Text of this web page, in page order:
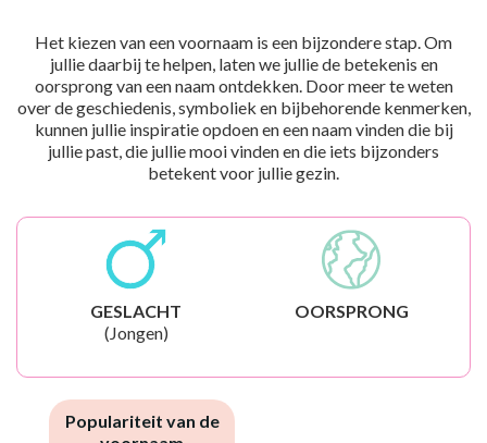
Het kiezen van een voornaam is een bijzondere stap. Om
jullie daarbij te helpen, laten we jullie de betekenis en
oorsprong van een naam ontdekken. Door meer te weten
over de geschiedenis, symboliek en bijbehorende kenmerken,
kunnen jullie inspiratie opdoen en een naam vinden die bij
jullie past, die jullie mooi vinden en die iets bijzonders
betekent voor jullie gezin.
GESLACHT
(Jongen)
OORSPRONG
Populariteit van de